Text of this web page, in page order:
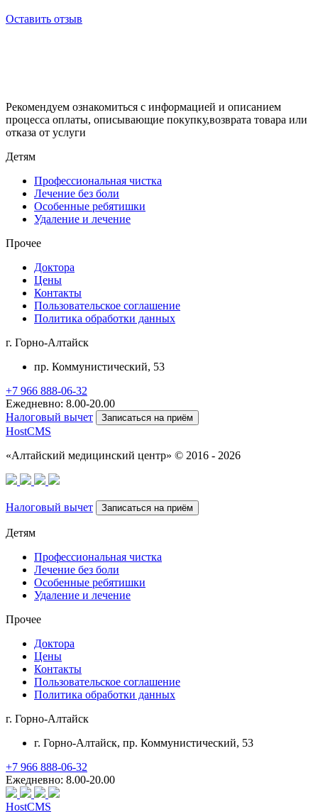
Оставить отзыв
Рекомендуем ознакомиться с информацией и описанием
процессa оплаты, описывающие покупку,возврата товара или
отказа от услуги
Детям
Профессиональная чистка
Лечение без боли
Особенные ребятишки
Удаление и лечение
Прочее
Доктора
Цены
Контакты
Пользовательское соглашение
Политика обработки данных
г. Горно-Алтайск
пр. Коммунистический, 53
+7 966 888-06-32
Ежедневно: 8.00-20.00
Налоговый вычет
Записаться на приём
HostCMS
«Алтайский медицинский центр» © 2016 - 2026
Налоговый вычет Записаться на приём
Детям
Профессиональная чистка
Лечение без боли
Особенные ребятишки
Удаление и лечение
Прочее
Доктора
Цены
Контакты
Пользовательское соглашение
Политика обработки данных
г. Горно-Алтайск
г. Горно-Алтайск, пр. Коммунистический, 53
+7 966 888-06-32
Ежедневно: 8.00-20.00
HostCMS